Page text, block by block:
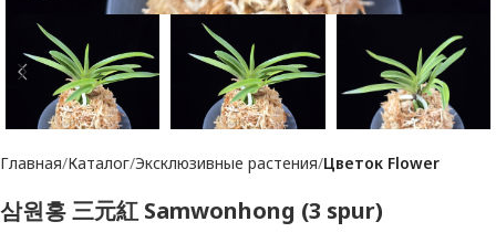
Главная Каталог Эксклюзивные растения Цветок Flower
삼원홍 三元紅 Samwonhong (3 spur)